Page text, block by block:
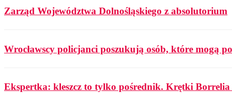
Zarząd Województwa Dolnośląskiego z absolutorium
Wrocławscy policjanci poszukują osób, które mogą
Ekspertka: kleszcz to tylko pośrednik. Krętki Borrelia